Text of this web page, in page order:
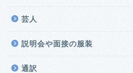
芸人
説明会や面接の服装
通訳